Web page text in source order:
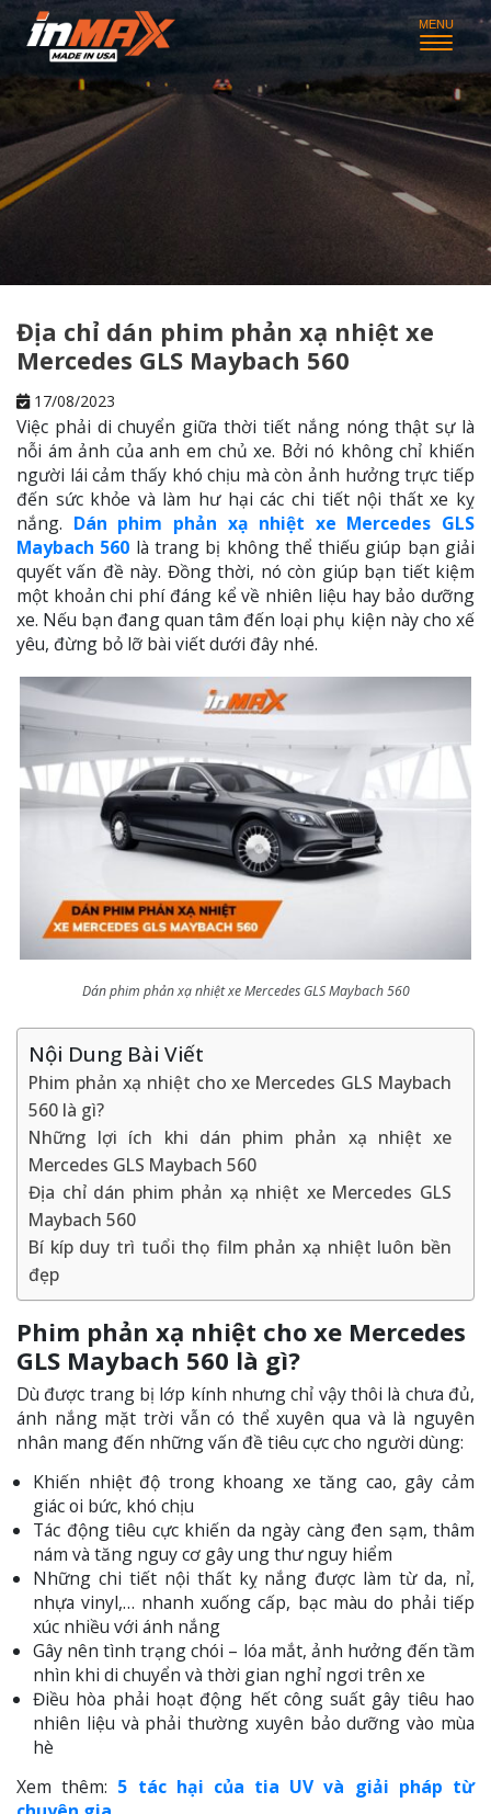
Địa chỉ dán phim phản xạ nhiệt xe
Mercedes GLS Maybach 560
17/08/2023
Việc phải di chuyển giữa thời tiết nắng nóng thật sự là
nỗi ám ảnh của anh em chủ xe. Bởi nó không chỉ khiến
người lái cảm thấy khó chịu mà còn ảnh hưởng trực tiếp
đến sức khỏe và làm hư hại các chi tiết nội thất xe kỵ
nắng. Dán phim phản xạ nhiệt xe Mercedes GLS
Maybach 560 là trang bị không thể thiếu giúp bạn giải
quyết vấn đề này. Đồng thời, nó còn giúp bạn tiết kiệm
một khoản chi phí đáng kể về nhiên liệu hay bảo dưỡng
xe. Nếu bạn đang quan tâm đến loại phụ kiện này cho xế
yêu, đừng bỏ lỡ bài viết dưới đây nhé.
Dán phim phản xạ nhiệt xe Mercedes GLS Maybach 560
Nội Dung Bài Viết
Phim phản xạ nhiệt cho xe Mercedes GLS Maybach
560 là gì?
Những lợi ích khi dán phim phản xạ nhiệt xe
Mercedes GLS Maybach 560
Địa chỉ dán phim phản xạ nhiệt xe Mercedes GLS
Maybach 560
Bí kíp duy trì tuổi thọ film phản xạ nhiệt luôn bền
đẹp
Phim phản xạ nhiệt cho xe Mercedes
GLS Maybach 560 là gì?
Dù được trang bị lớp kính nhưng chỉ vậy thôi là chưa đủ,
ánh nắng mặt trời vẫn có thể xuyên qua và là nguyên
nhân mang đến những vấn đề tiêu cực cho người dùng:
Khiến nhiệt độ trong khoang xe tăng cao, gây cảm
giác oi bức, khó chịu
Tác động tiêu cực khiến da ngày càng đen sạm, thâm
nám và tăng nguy cơ gây ung thư nguy hiểm
Những chi tiết nội thất kỵ nắng được làm từ da, nỉ,
nhựa vinyl,… nhanh xuống cấp, bạc màu do phải tiếp
xúc nhiều với ánh nắng
Gây nên tình trạng chói – lóa mắt, ảnh hưởng đến tầm
nhìn khi di chuyển và thời gian nghỉ ngơi trên xe
Điều hòa phải hoạt động hết công suất gây tiêu hao
nhiên liệu và phải thường xuyên bảo dưỡng vào mùa
hè
Xem thêm: 5 tác hại của tia UV và giải pháp từ